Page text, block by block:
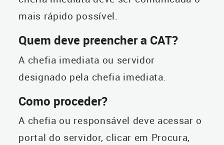
mais rápido possível.
Quem deve preencher a CAT?
A chefia imediata ou servidor
designado pela chefia imediata.
Como proceder?
A chefia ou responsável deve acessar o
portal do servidor, clicar em Procura,